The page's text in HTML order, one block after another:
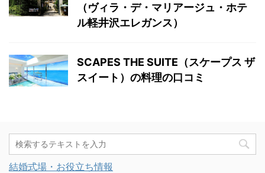
（ヴィラ・デ・マリアージュ・ホテ
ル軽井沢エレガンス）
SCAPES THE SUITE（スケープス ザ
スイート）の料理の口コミ
結婚式場・お役立ち情報